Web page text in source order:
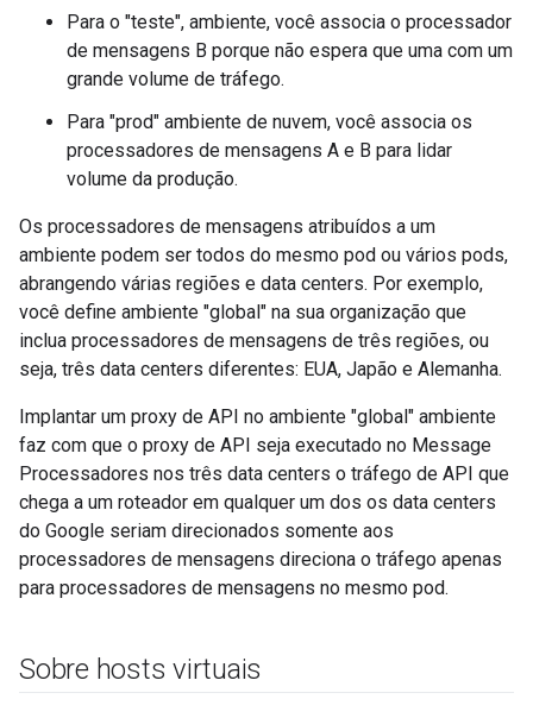
Para o "teste", ambiente, você associa o processador
de mensagens B porque não espera que uma com um
grande volume de tráfego.
Para "prod" ambiente de nuvem, você associa os
processadores de mensagens A e B para lidar
volume da produção.
Os processadores de mensagens atribuídos a um
ambiente podem ser todos do mesmo pod ou vários pods,
abrangendo várias regiões e data centers. Por exemplo,
você define ambiente "global" na sua organização que
inclua processadores de mensagens de três regiões, ou
seja, três data centers diferentes: EUA, Japão e Alemanha.
Implantar um proxy de API no ambiente "global" ambiente
faz com que o proxy de API seja executado no Message
Processadores nos três data centers o tráfego de API que
chega a um roteador em qualquer um dos os data centers
do Google seriam direcionados somente aos
processadores de mensagens direciona o tráfego apenas
para processadores de mensagens no mesmo pod.
Sobre hosts virtuais